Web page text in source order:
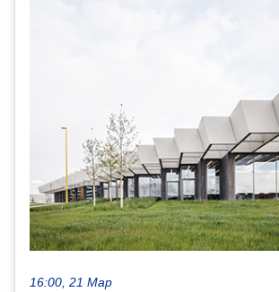
16:00, 21 Мар